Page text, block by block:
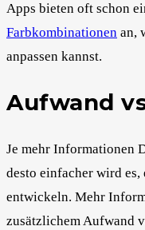
Apps bieten oft schon
Farbkombinationen an,
anpassen kannst.
Aufwand
Je mehr Informationen
desto einfacher wird es,
entwickeln. Mehr
zusätzlichem Aufwand